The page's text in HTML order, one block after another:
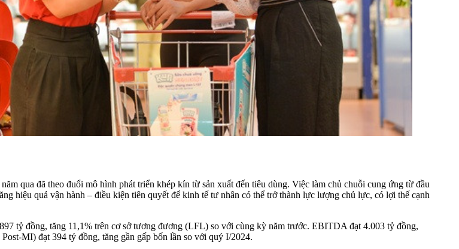
qua đã theo đuổi mô hình phát triển khép kín từ sản xuất đến tiêu dùng. Việc làm chủ chuỗi cung ứng từ đầu
hiệu quả vận hành – điều kiện tiên quyết để kinh tế tư nhân có thể trở thành lực lượng chủ lực, có lợi thế cạnh
tỷ đồng, tăng 11,1% trên cơ sở tương đương (LFL) so với cùng kỳ năm trước. EBITDA đạt 4.003 tỷ đồng,
MI) đạt 394 tỷ đồng, tăng gần gấp bốn lần so với quý I/2024.